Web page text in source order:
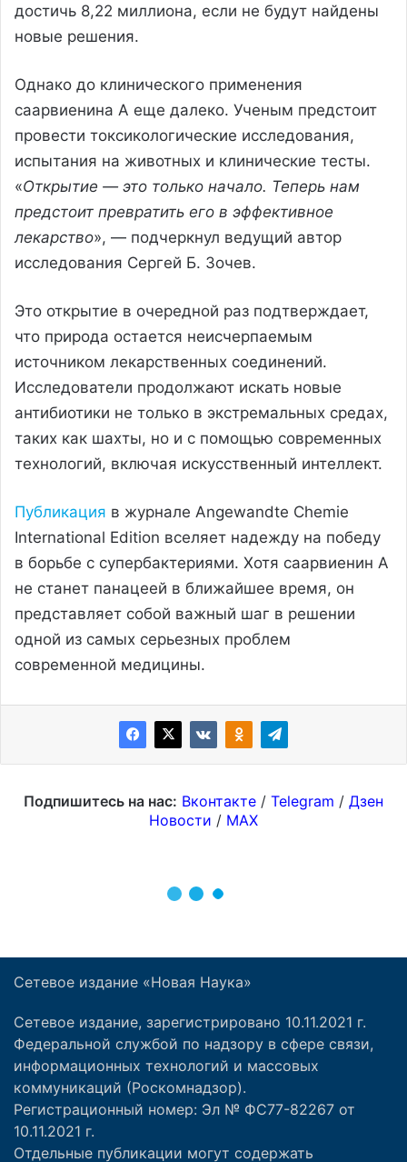
Сетевое издание «Новая Наука»
Сетевое издание, зарегистрировано 10.11.2021 г.
Федеральной службой по надзору в сфере связи,
информационных технологий и массовых
коммуникаций (Роскомнадзор).
Регистрационный номер: Эл № ФС77-82267 от
10.11.2021 г.
Отдельные публикации могут содержать